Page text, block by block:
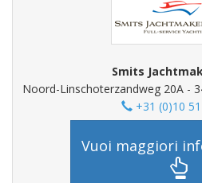
Smits
Noord-Linschoterzandweg 20A -
+31 (0)10
Vuoi maggiori